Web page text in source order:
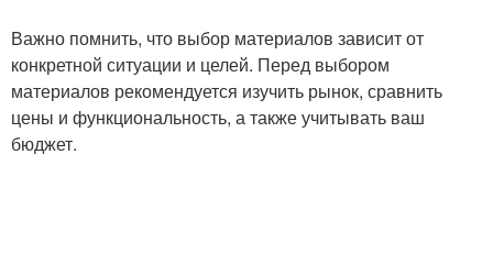
Важно помнить, что выбор материалов зависит от
конкретной ситуации и целей. Перед выбором
материалов рекомендуется изучить рынок, сравнить
цены и функциональность, а также учитывать ваш
бюджет.